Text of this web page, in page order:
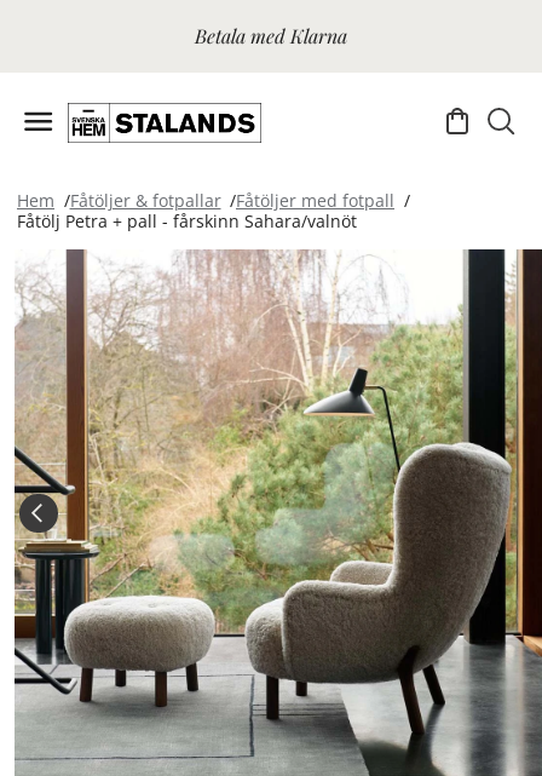
Betala med Klarna
Hem Fåtöljer & fotpallar
Fåtöljer med fotpall
Fåtölj Petra + pall - fårskinn Sahara/valnöt